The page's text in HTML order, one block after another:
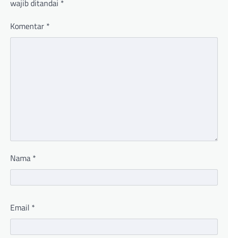
wajib ditandai *
Komentar *
Nama *
Email *